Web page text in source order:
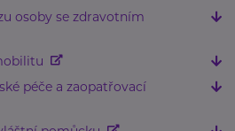
osoby se zdravotním
péče a zaopatřovací